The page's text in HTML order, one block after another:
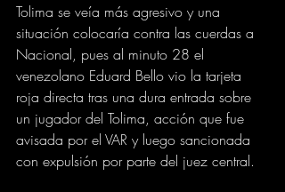
Tolima se veía más agresivo y una
situación colocaría contra las cuerdas a
Nacional, pues al minuto 28 el
venezolano Eduard Bello vio la tarjeta
roja directa tras una dura entrada sobre
un jugador del Tolima, acción que fue
avisada por el VAR y luego sancionada
con expulsión por parte del juez central.